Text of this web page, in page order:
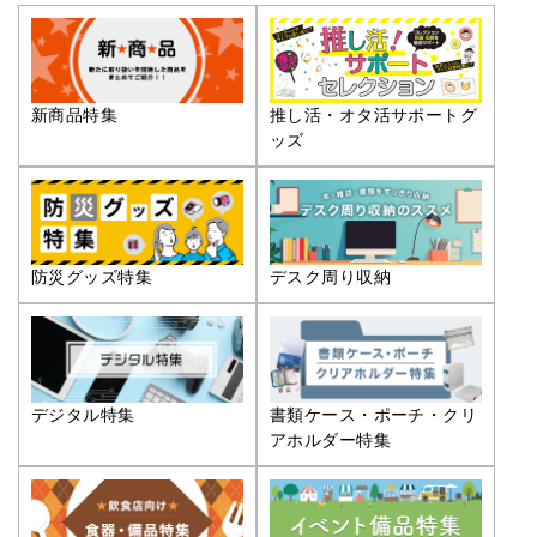
新商品特集
推し活・オタ活サポートグ
ッズ
防災グッズ特集 デスク周り収納
デジタル特集
書類ケース・ポーチ・クリ
アホルダー特集